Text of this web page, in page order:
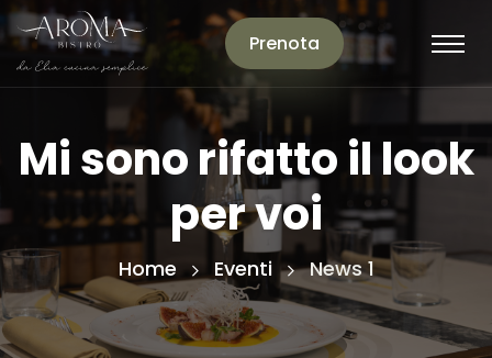
Prenota
Mi sono rifatto il look
per voi
Home Eventi News 1